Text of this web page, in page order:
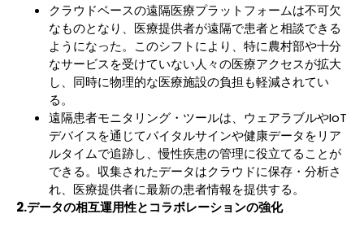
クラウドベースの遠隔医療プラットフォームは不可欠
なものとなり、医療提供者が遠隔で患者と相談できる
ようになった。このシフトにより、特に農村部や十分
なサービスを受けていない人々の医療アクセスが拡大
し、同時に物理的な医療施設の負担も軽減されてい
る。
遠隔患者モニタリング・ツールは、ウェアラブルやIoT
デバイスを通じてバイタルサインや健康データをリア
ルタイムで追跡し、慢性疾患の管理に役立てることが
できる。収集されたデータはクラウドに保存・分析さ
れ、医療提供者に最新の患者情報を提供する。
2.データの相互運用性とコラボレーションの強化